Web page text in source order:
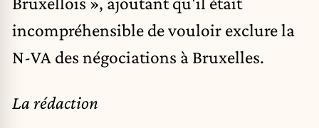
incompréhensible de vouloir exclure la
N-VA des négociations à Bruxelles.
La rédaction